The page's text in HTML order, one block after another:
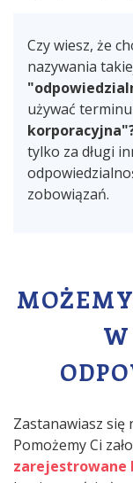
Czy wiesz, że
nazywania
używać terminu
tylko za długi
zobowiązań.
Zastanawiasz się
Pomożemy Ci
zarejestrowane